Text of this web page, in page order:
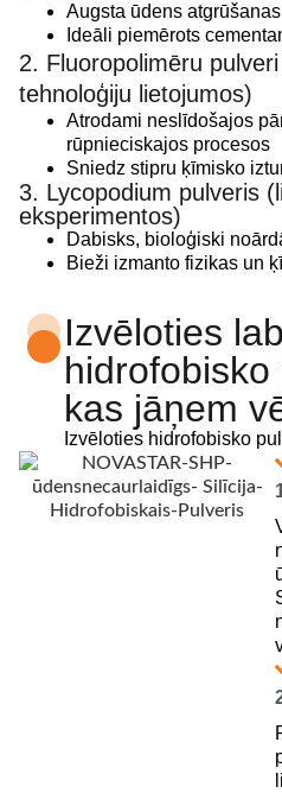
Augsta ūdens
Ideāli piemērots
2. Fluoropolimēru
tehnoloģiju lietojumos)
Atrodami neslīdošajos
rūpnieciskajos procesos
Sniedz stipru ķīmisko
3. Lycopodium pulveris
eksperimentos)
Dabisks, bioloģiski
Bieži izmanto fizikas un
Izvēloties
kas jāņem
Izvēloties hidrofobisko